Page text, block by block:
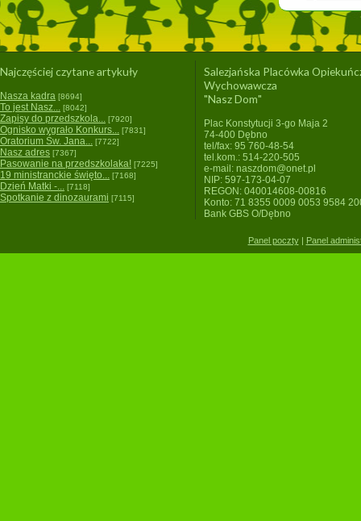
Najczęściej czytane artykuły
Nasza kadra [8694]
To jest Nasz... [8042]
Zapisy do przedszkola... [7920]
Ognisko wygrało Konkurs... [7831]
Oratorium Św. Jana... [7722]
Nasz adres [7367]
Pasowanie na przedszkolaka! [7225]
19 ministranckie święto... [7168]
Dzień Matki -... [7118]
Spotkanie z dinozaurami [7115]
Salezjańska Placówka
Wychowawcza
"Nasz Dom"
Plac Konstytucji 3-go Maja 2
74-400 Dębno
tel/fax: 95 760-48-54
tel.kom.: 514-220-505
e-mail: naszdom@onet.pl
NIP: 597-173-04-07
REGON: 040014608-00816
Konto: 71 8355 0009 0053 9584
Bank GBS O/Dębno
Panel poczty| Panel